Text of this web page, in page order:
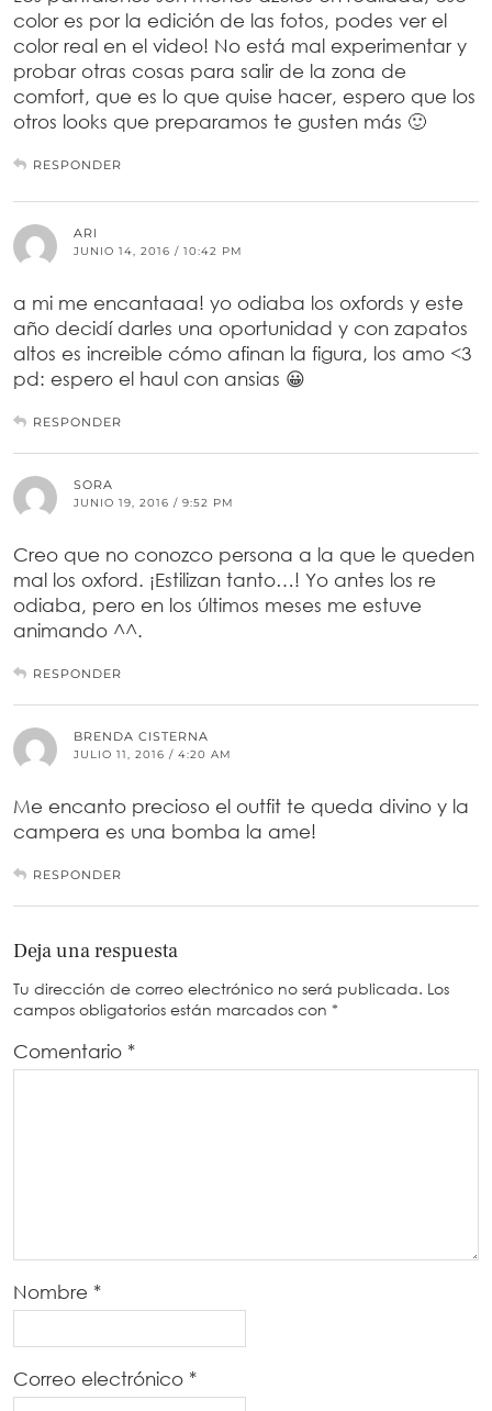
color es por la edición de las fotos, podes ver el
color real en el video! No está mal experimentar y
probar otras cosas para salir de la zona de
comfort, que es lo que quise hacer, espero que los
otros looks que preparamos te gusten más 🙂
RESPONDER
ARI
JUNIO 14, 2016 / 10:42 PM
a mi me encantaaa! yo odiaba los oxfords y este
año decidí darles una oportunidad y con zapatos
altos es increible cómo afinan la figura, los amo <3
pd: espero el haul con ansias 😀
RESPONDER
SORA
JUNIO 19, 2016 / 9:52 PM
Creo que no conozco persona a la que le queden
mal los oxford. ¡Estilizan tanto…! Yo antes los re
odiaba, pero en los últimos meses me estuve
animando ^^.
RESPONDER
BRENDA CISTERNA
JULIO 11, 2016 / 4:20 AM
Me encanto precioso el outfit te queda divino y la
campera es una bomba la ame!
RESPONDER
Deja una respuesta
Tu dirección de correo electrónico no será publicada. Los
campos obligatorios están marcados con *
Comentario *
Nombre *
Correo electrónico *